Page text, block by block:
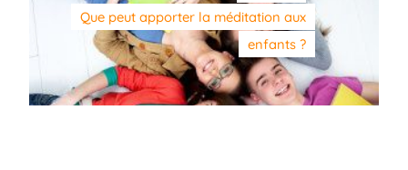
Que peut apporter la méditation aux
enfants ?